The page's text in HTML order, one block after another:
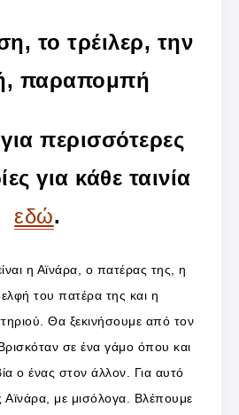
το τρέιλερ, την
παραπομπή
περισσότερες
για κάθε ταινία
εδώ.
η Αϊνάρα, ο πατέρας της, η
του πατέρα της και η
Θα ξεκινήσουμε από τον
σε ένα γάμο όπου και
ο ένας στον άλλον. Για αυτό
Αϊνάρα, με μισόλογα. Βλέπουμε